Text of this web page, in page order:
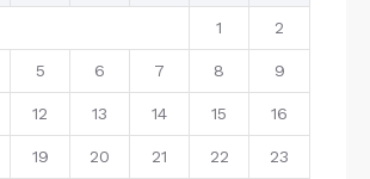
1 2
5 6 7 8 9
12 13 14 15 16
19 20 21 22 23